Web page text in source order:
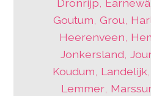
Dronrijp
Goutum ,Grou
Heerenveen
Jonkersland
Koudum Landelijk
Lemmer